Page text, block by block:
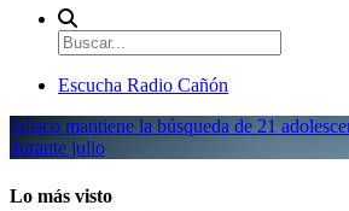
Escucha Radio Cañón
Jalisco mantiene la búsqueda de 21
durante julio
Lo más visto